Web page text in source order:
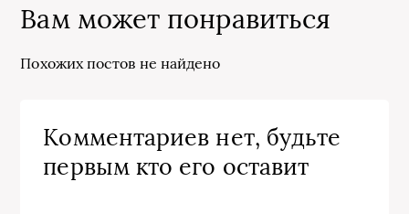
Вам может понравиться
Похожих постов не найдено
Комментариев нет, будьте
первым кто его оставит